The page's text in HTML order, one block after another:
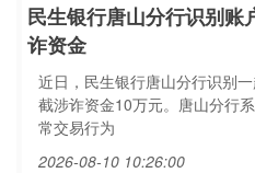
民生银行唐山分行识别账
诈资金
近日，民生银行唐山分行识别
截涉诈资金10万元。唐山分行
常交易行为
2026-08-10 10:26:00